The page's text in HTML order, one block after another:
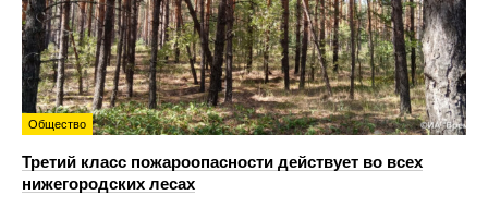
Общество
Третий класс пожароопасности действует во всех
нижегородских лесах